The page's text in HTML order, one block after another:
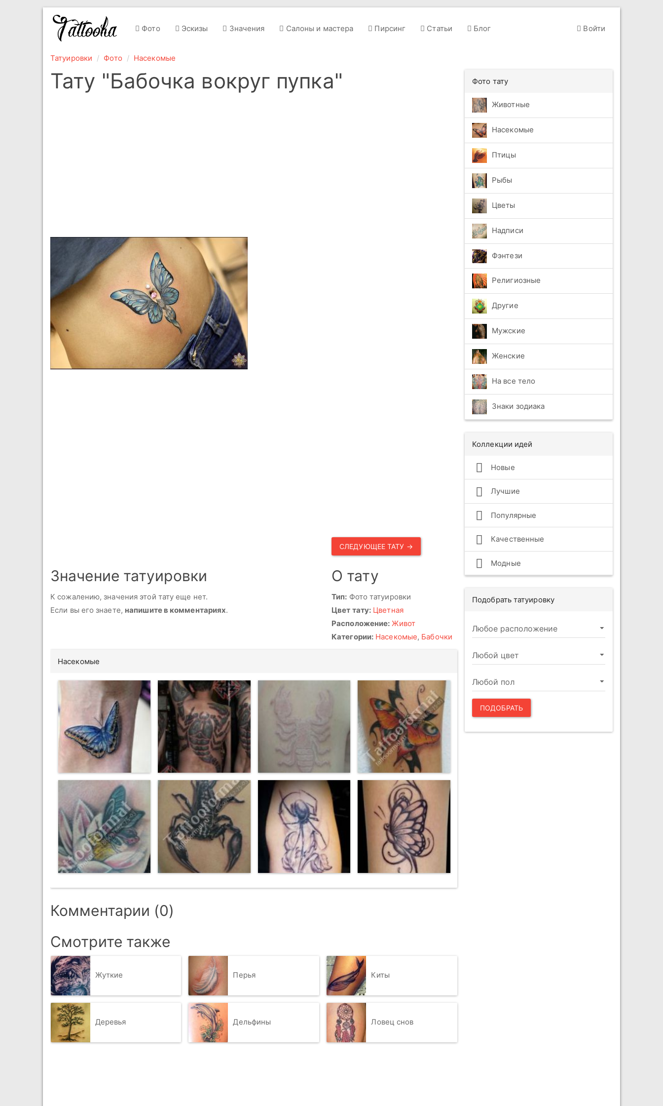
Фото Эскизы Значения Салоны и мастера Пирсинг Статьи Блог Войти
Татуировки Фото Насекомые
Тату "Бабочка вокруг пупка"
СЛЕДУЮЩЕЕ ТАТУ →
Значение татуировки
К сожалению, значения этой тату еще нет.
Если вы его знаете, напишите в комментариях.
О тату
Тип: Фото татуировки
Цвет тату: Цветная
Расположение: Живот
Категории: Насекомые, Бабочки
Насекомые
Комментарии (0)
Смотрите также
Жуткие Перья Киты
Деревья Дельфины Ловец снов
Фото тату
Животные
Насекомые
Птицы
Рыбы
Цветы
Надписи
Фэнтези
Религиозные
Другие
Мужские
Женские
На все тело
Знаки зодиака
Коллекции идей
Новые
Лучшие
Популярные
Качественные
Модные
Подобрать татуировку
ПОДОБРАТЬ